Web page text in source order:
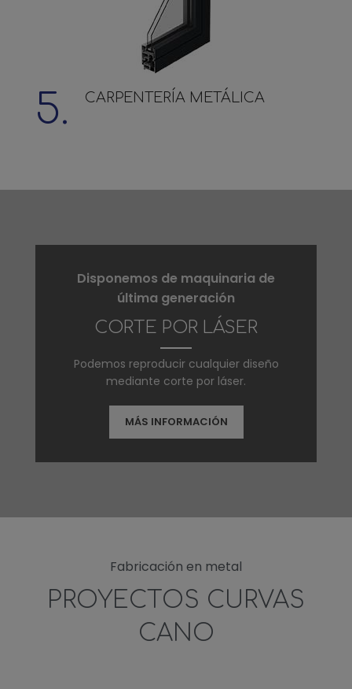
5. CARPENTERÍA METÁLICA
Disponemos de maquinaria de
última generación
CORTE POR LÁSER
Podemos reproducir cualquier diseño
mediante corte por láser.
MÁS INFORMACIÓN
Fabricación en metal
PROYECTOS CURVAS
CANO